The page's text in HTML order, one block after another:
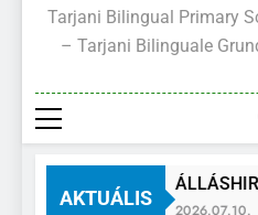
Tarjani Bilingual Primary
– Tarjani Bilinguale
AKTUÁLIS
2026.07.10.